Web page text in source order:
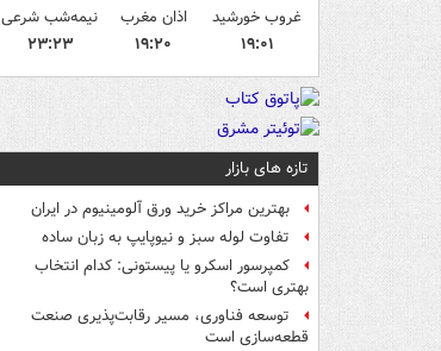
غروب خورشید
۱۹:۰۱
اذان مغرب
۱۹:۲۰
نیمه‌شب شرعی
۲۳:۲۳
تازه های بازار
بهترین مراکز خرید ورق آلومینیوم در ایران
تفاوت لوله سبز و نیوپایپ به زبان ساده
کمپرسور اسکرو یا پیستونی: کدام انتخاب
بهتری است؟
توسعه فناوری، مسیر رقابت‌پذیری صنعت
قطعه‌سازی است